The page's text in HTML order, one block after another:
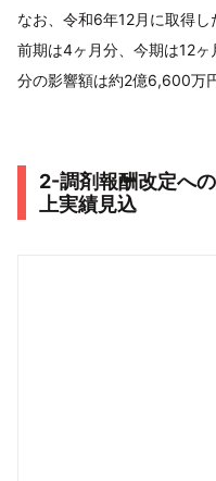
なお、令和6年12月に取得し
前期は4ヶ月分、今期は12
分の影響額は約2億6,600万
2-調剤報酬改定へ
上実績見込